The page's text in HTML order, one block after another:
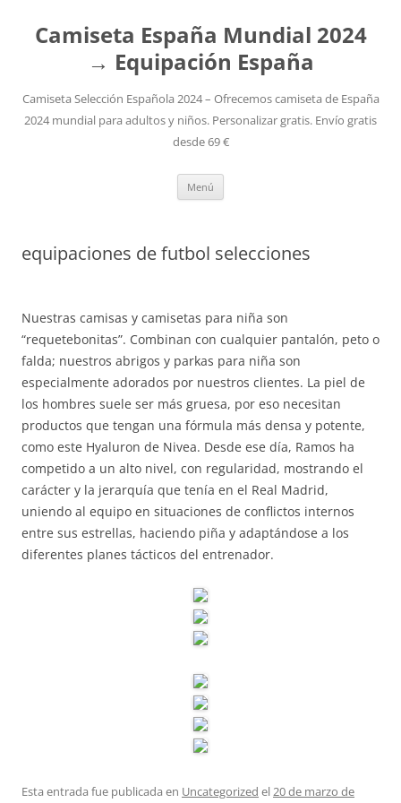
Camiseta España Mundial 2024
→ Equipación España
Camiseta Selección Española 2024 – Ofrecemos camiseta de España
2024 mundial para adultos y niños. Personalizar gratis. Envío gratis
desde 69 €
Menú
equipaciones de futbol selecciones
Nuestras camisas y camisetas para niña son
“requetebonitas”. Combinan con cualquier pantalón, peto o
falda; nuestros abrigos y parkas para niña son
especialmente adorados por nuestros clientes. La piel de
los hombres suele ser más gruesa, por eso necesitan
productos que tengan una fórmula más densa y potente,
como este Hyaluron de Nivea. Desde ese día, Ramos ha
competido a un alto nivel, con regularidad, mostrando el
carácter y la jerarquía que tenía en el Real Madrid,
uniendo al equipo en situaciones de conflictos internos
entre sus estrellas, haciendo piña y adaptándose a los
diferentes planes tácticos del entrenador.
Esta entrada fue publicada en Uncategorized el20 de marzo de